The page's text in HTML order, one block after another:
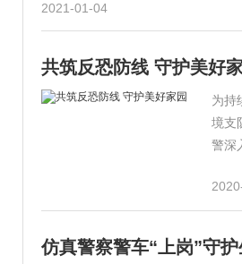
2021-01-04
共筑反恐防线 守护美好
为持
境支
警深
仿真警察警车“上岗”守